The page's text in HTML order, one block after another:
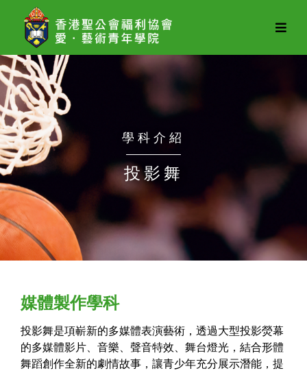
愛．
藝
術
青
年
學
院
學科介紹
投影舞
媒體製作學科
投影舞是項嶄新的多媒體表演藝術，透過大型投影熒幕
的多媒體影片、音樂、聲音特效、舞台燈光，結合形體
舞蹈創作全新的劇情故事，讓青少年充分展示潛能，提